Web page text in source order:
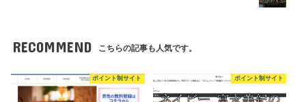
RECOMMEND こちらの記事も人気です。
ポイント制サイト ポイント制サイト